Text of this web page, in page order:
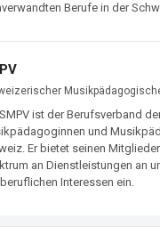
Berufe in der
ist der Be­rufs­verband
und
Er bie­tet seinen
an Dienstleistungen an
Interessen ein.